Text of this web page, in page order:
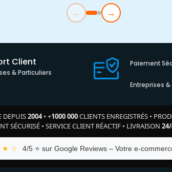
← →
Client
& Particuliers
Paiement
Entreprises
DEPUIS2004• +1000 000CLIENTS ENREGISTRÉS•
SÉCURISÉ • SERVICE CLIENT RÉACTIF • LIVRAISON
★ ☆ 4/5 ⭐ sur Google Reviews – Votre e-